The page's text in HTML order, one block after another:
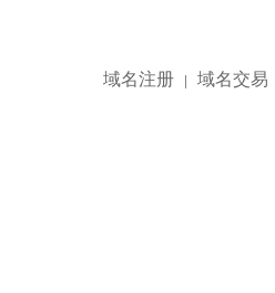
域名注册 | 域名交易